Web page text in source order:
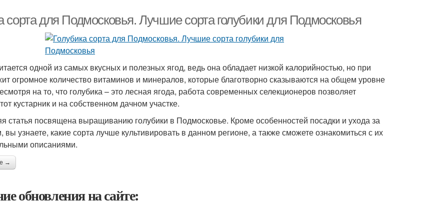
сорта для Подмосковья. Лучшие сорта голубики для Подмосковья
одной из самых вкусных и полезных ягод, ведь она обладает низкой калорийностью, но при
огромное количество витаминов и минералов, которые благотворно сказываются на общем уровне
на то, что голубика – это лесная ягода, работа современных селекционеров позволяет
кустарник и на собственном дачном участке.
статья посвящена выращиванию голубики в Подмосковье. Кроме особенностей посадки и ухода за
вы узнаете, какие сорта лучше культивировать в данном регионе, а также сможете ознакомиться с их
описаниями.
→
обновления на сайте: